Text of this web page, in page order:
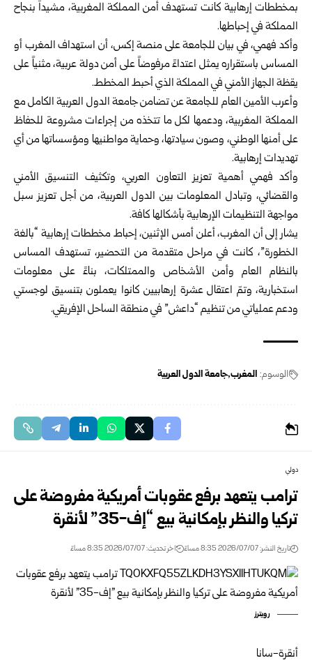
بمخططات ‏إرهابية كانت تستهدف أمن المملكة المغربية، مشيداً بنجاح
المملكة في ‏إحباطها. ‏
وأكد فهمي، في بيان للجامعة على منصة إكس، أن استهداف المغرب أو
‏المساس باستقراره يمثل اعتداءً مرفوضاً على أمن دولة عربية، مثنياً على
‏يقظة الجهاز الأمني في المملكة الذي أحبط المخطط.‏
وأعرب الأمين العام للجامعة عن تضامن جامعة الدول العربية الكامل مع
‏المملكة المغربية، ودعمها لكل ما تتخذه من إجراءات مشروعة للحفاظ
على ‏أمنها الوطني، وصون سيادتها، وحماية مواطنيها ومؤسساتها من أي
تهديدات ‏إرهابية.‏
وأكد فهمي أهمية تعزيز التعاون العربي، وتكثيف التنسيق الأمني
والقضائي، ‏وتبادل المعلومات بين الدول العربية، من أجل تعزيز سبل
مواجهة التنظيمات ‏الإرهابية بأشكالها كافة.‏
يشار إلى أن المغرب، أعلن أمس الإثنين، إحباط مخططات إرهابية “بالغة
‏الخطورة”، ‌‏كانت في مراحل متقدمة من التحضير، تستهدف المساس
بالنظام ‏العام وأمن ‌‏الأشخاص والممتلكات، بناءً على معلومات
استخبارية، وتمّ ‏اعتقال عشرة إرهابيين ‌‏كانوا يعملون بتنسيق لوجستي
ودعم عملياتي من ‏تنظيم “داعش” في منطقة الساحل ‌‏الإفريقي.‏
الوسوم: المغرب جامعة الدول العربية
دولي
ترامب يتعهد برفع عقوبات أمريكية مفروضة على
تركيا والنظر بإمكانية بيع “إف-35” لأنقرة
تاريخ النشر: 2026/07/07 8:35 مساءً اخر تحديث: 2026/07/07 8:35 مساءً
رويترز
أنقرة-سانا